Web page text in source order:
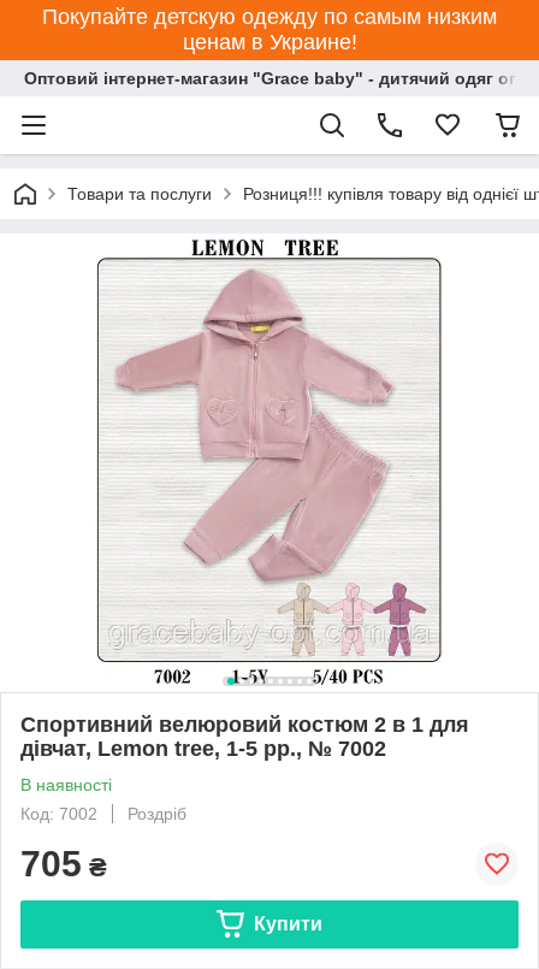
Покупайте детскую одежду по самым низким
ценам в Украине!
Оптовий інтернет-магазин "Grace baby" - дитячий одяг
Товари та послуги Розниця!!! купівля товару від однієї
Спортивний велюровий костюм 2 в 1 для
дівчат, Lemon tree, 1-5 рр., № 7002
В наявності
Код: 7002
Роздріб
705 ₴
Купити